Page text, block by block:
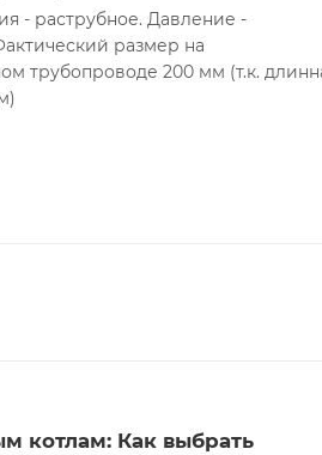
- раструбное. Давление -
размер на
трубопроводе 200 мм (т.к.
котлам: Как выбрать